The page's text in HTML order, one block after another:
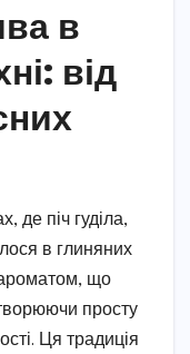
в
від
де піч гуділа,
в глиняних
що
просту
Ця традиція